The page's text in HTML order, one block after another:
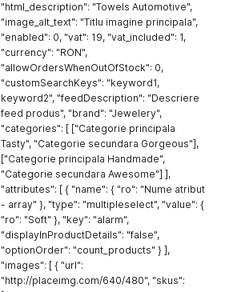
"html_description": "Towels Automotive",
"image_alt_text": "Titlu imagine principala",
"enabled": 0, "vat": 19, "vat_included": 1,
"currency": "RON",
"allowOrdersWhenOutOfStock": 0,
"customSearchKeys": "keyword1,
keyword2", "feedDescription": "Descriere
feed produs", "brand": "Jewelery",
"categories": [ ["Categorie principala
Tasty", "Categorie secundara Gorgeous"],
["Categorie principala Handmade",
"Categorie secundara Awesome"] ],
"attributes": [ { "name": { "ro": "Nume atribut
- array" }, "type": "multipleselect", "value": {
"ro": "Soft" }, "key": "alarm",
"displayInProductDetails": "false",
"optionOrder": "count_products" } ],
"images": [ { "url":
"http://placeimg.com/640/480", "skus":